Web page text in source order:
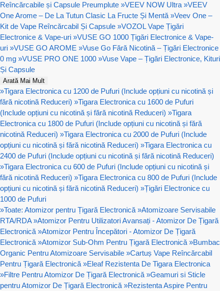
Reîncărcabile și Capsule Preumplute »VEEV NOW Ultra »VEEV
One Arome – De La Tutun Clasic La Fructe Și Mentă »Veev One –
Kit de Vape Reîncărcabil Și Capsule »VOZOL Vape Țigări
Electronice & Vape-uri »VUSE GO 1000 Țigări Electronice & Vape-
uri »VUSE GO AROME »Vuse Go Fără Nicotină – Țigări Electronice
0 mg »VUSE PRO ONE 1000 »Vuse Vape – Țigări Electronice, Kituri
Și Capsule
Arată Mai Mult
»Tigara Electronica cu 1200 de Pufuri (Include opțiuni cu nicotină și
fără nicotină Reduceri) »Tigara Electronica cu 1600 de Pufuri
(Include opțiuni cu nicotină și fără nicotină Reduceri) »Tigara
Electronica cu 1800 de Pufuri (Include opțiuni cu nicotină și fără
nicotină Reduceri) »Tigara Electronica cu 2000 de Pufuri (Include
opțiuni cu nicotină și fără nicotină Reduceri) »Tigara Electronica cu
2400 de Pufuri (Include opțiuni cu nicotină și fără nicotină Reduceri)
»Tigara Electronica cu 600 de Pufuri (Include opțiuni cu nicotină și
fără nicotină Reduceri) »Tigara Electronica cu 800 de Pufuri (Include
opțiuni cu nicotină și fără nicotină Reduceri) »Țigări Electronice cu
1000 de Pufuri
»Toate: Atomizor pentru Țigară Electronică »Atomizoare Servisabile
RTA/RDA »Atomizor Pentru Utilizatori Avansați - Atomizor De Țigară
Electronică »Atomizor Pentru Începători - Atomizor De Țigară
Electronică »Atomizor Sub-Ohm Pentru Țigară Electronică »Bumbac
Organic Pentru Atomizoare Servisabile »Cartuș Vape Reîncărcabil
Pentru Țigară Electronică »Eleaf Rezistenta De Tigara Electronica
»Filtre Pentru Atomizor De Țigară Electronică »Geamuri si Sticle
pentru Atomizor De Țigară Electronică »Rezistenta Aspire Pentru